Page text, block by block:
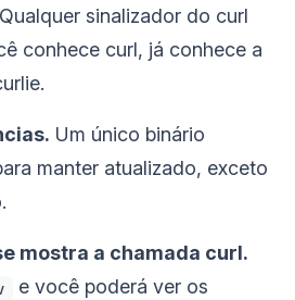
Qualquer sinalizador do curl
conhece curl, já conhece a
Um único binário
manter atualizado, exceto
mostra a chamada curl.
e você poderá ver os